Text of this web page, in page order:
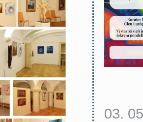
03.